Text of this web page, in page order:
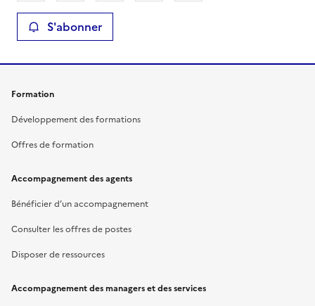
S'abonner
Formation
Développement des formations
Offres de formation
Accompagnement des agents
Bénéficier d’un accompagnement
Consulter les offres de postes
Disposer de ressources
Accompagnement des managers et des services